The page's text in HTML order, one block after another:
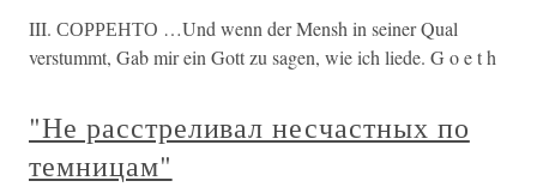
III. СОРРЕНТО …Und wenn der Mensh in seiner Qual
verstummt, Gab mir ein Gott zu sagen, wie ich liede. G o e t h
"Не расстреливал несчастных по
темницам"